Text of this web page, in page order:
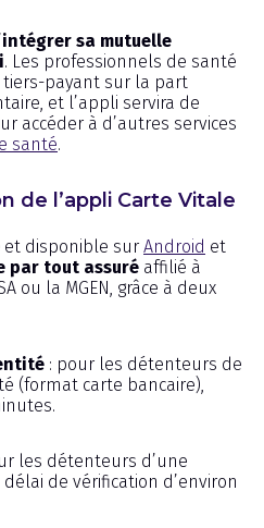
intégrer sa mutuelle
. Les professionnels de santé
payant sur la part
et l’appli servira de
accéder à d’autres services
santé.
de l’appli Carte Vitale
et disponible sur Android et
par tout assuré affilié à
ou la MGEN, grâce à deux
: pour les détenteurs de
(format carte bancaire),
les détenteurs d’une
de vérification d’environ